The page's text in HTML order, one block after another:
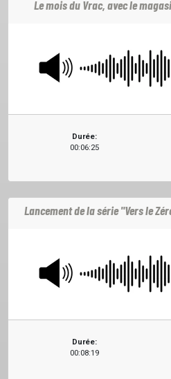
Le mois du Vrac, avec le
Durée:
00:06:25
Lancement de la série "Vers le
Durée:
00:08:19